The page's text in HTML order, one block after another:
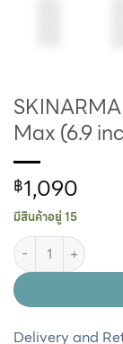
Max (6.9
฿1,090
มีสินค้าอยู่ 15
Delivery and